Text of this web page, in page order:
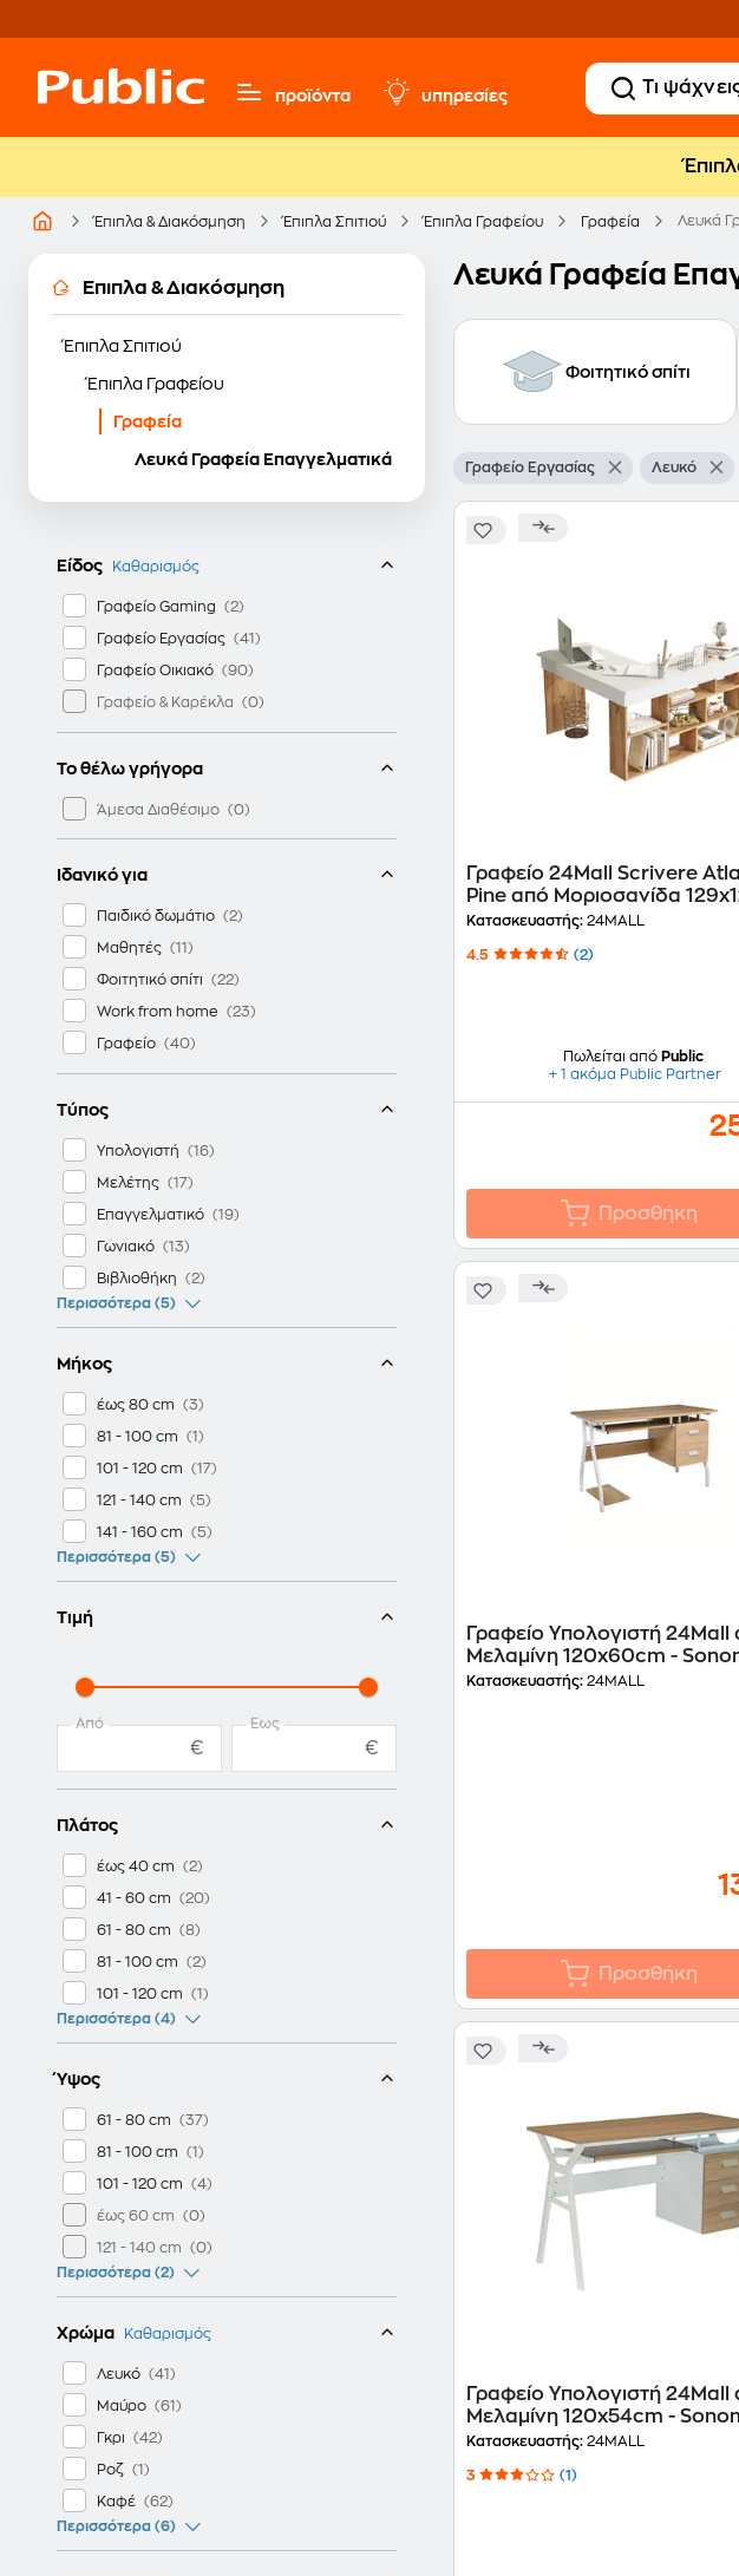
προϊόντα υπηρεσίες
Έπιπλα & Διακόσμηση Έπιπλα Σπιτιού Έπιπλα Γραφείου Γραφεία Λευκά
Έπιπλα & Διακόσμηση
Έπιπλα Σπιτιού
Έπιπλα Γραφείου
Γραφεία
Λευκά Γραφεία Επαγγελματικά
Είδος Καθαρισμός
Γραφείο Gaming
Γραφείο Εργασίας
Γραφείο Οικιακό
Γραφείο & Καρέκλα
Το θέλω γρήγορα
Άμεσα Διαθέσιμο
Ιδανικό για
Παιδικό δωμάτιο
Μαθητές
Φοιτητικό σπίτι
Work from home
Γραφείο
Τύπος
Υπολογιστή
Μελέτης
Επαγγελματικό
Γωνιακό
Βιβλιοθήκη
Περισσότερα (5)
Μήκος
έως 80 cm
81 - 100 cm
101 - 120 cm
121 - 140 cm
141 - 160 cm
Περισσότερα (5)
Τιμή
Από
€
Έως
€
Πλάτος
έως 40 cm
41 - 60 cm
61 - 80 cm
81 - 100 cm
101 - 120 cm
Περισσότερα (4)
Ύψος
61 - 80 cm
81 - 100 cm
101 - 120 cm
έως 60 cm
121 - 140 cm
Περισσότερα (2)
Χρώμα Καθαρισμός
Λευκό
Μαύρο
Γκρι
Ροζ
Καφέ
Περισσότερα (6)
Λευκά Γραφεία
Φοιτητικό σπίτι
Γραφείο Εργασίας Λευκό
Γραφείο 24Mall Scrivere
Pine από Μοριοσανίδα
cm - Λευκό
Κατασκευαστής: 24MALL
4.5 (2)
Πωλείται από Public
+ 1 ακόμα Public Partner
Προσθήκη
Γραφείο Υπολογιστή 24Mall
Μελαμίνη 120x60cm -
Φυσικό
Κατασκευαστής: 24MALL
Προσθήκη
Γραφείο Υπολογιστή 24Mall
Μελαμίνη 120x54cm -
Φυσικό
Κατασκευαστής: 24MALL
3 (1)